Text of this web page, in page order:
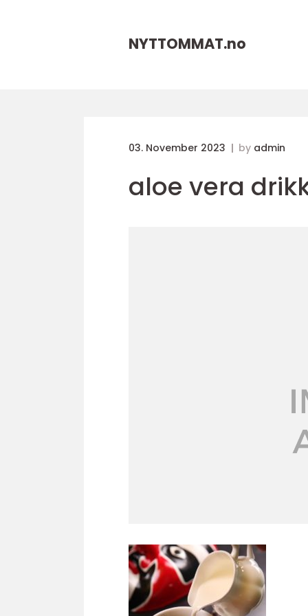
NYTTOMMAT.no
03. November 2023 by admin
aloe vera